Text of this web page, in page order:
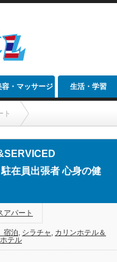
容・マッサージ 生活・学習
ト
）シラチャ ホテル サービ
在員出張者 心身の健
アパート
宿泊, シラチャ , カリンホテル＆
テル